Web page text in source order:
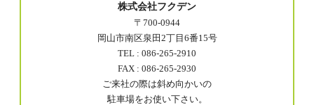
株式会社フクデン
〒700-0944
岡山市南区泉田2丁目6番15号
TEL : 086-265-2910
FAX : 086-265-2930
ご来社の際は斜め向かいの
駐車場をお使い下さい。